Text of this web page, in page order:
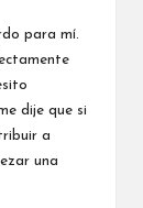
para mí.
dije que si
a
una